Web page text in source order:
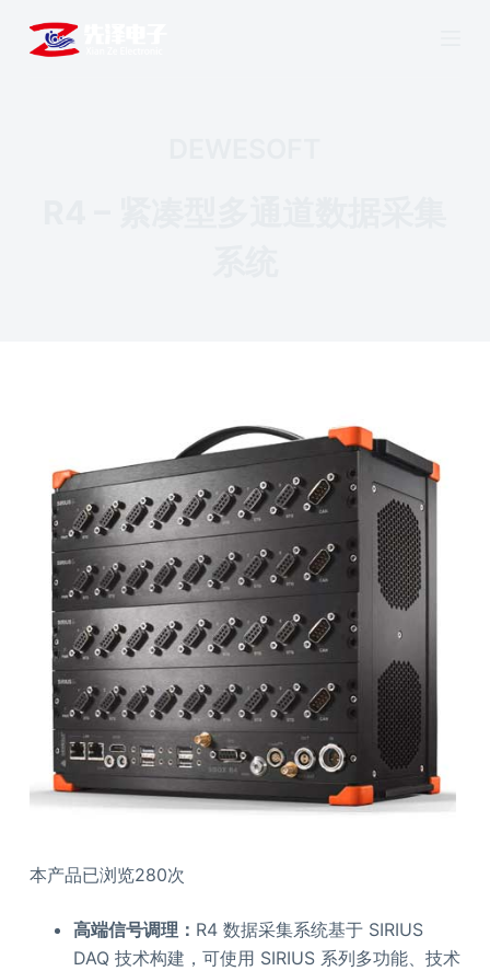
跳
过
本产品已浏览280次
高端信号调理： R4 数据采集系统基于 SIRIUS
DAQ 技术构建，可使用 SIRIUS 系列多功能、技术